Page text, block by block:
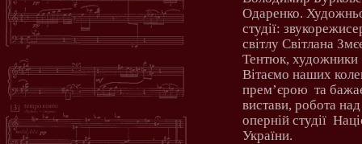
Одаренко.
студії:
світлу Світлана
Тентюк, художники
Вітаємо наших
прем’єрою та
вистави, робота
оперній студії
України.